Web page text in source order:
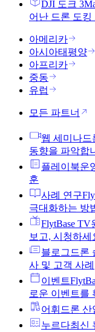
DJI 도크 3
어난 드론 도킹
아메리카
아시아태평양
아프리카
중동
유럽
모든 파트너
웹 세미나드
동향을 파악합
플레이북운
훈
사례 연구
극대화하는 방
FlytBase TV
보고, 시청하세
블로그 드론
사 및 고객 사례
이벤트
로운 이벤트를
어휘 드론
누르다최신